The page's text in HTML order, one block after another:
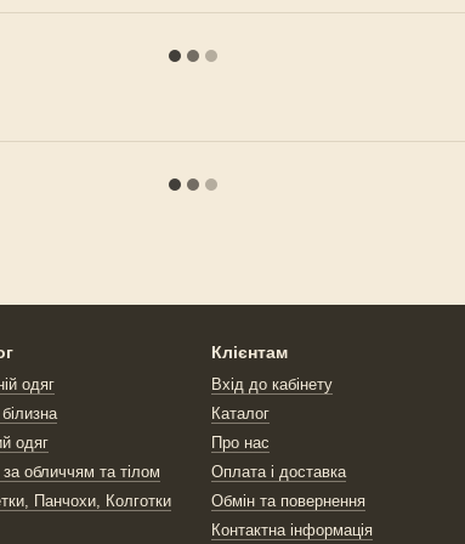
одяг
одяг
обличчям та тілом
Панчохи, Колготки
Клієнтам
Вхід до кабінету
Каталог
Про нас
Оплата і доставка
Обмін та повернення
Контактна інформація